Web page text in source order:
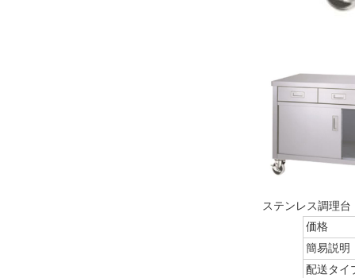
ステンレス調理
価格
簡易説明
配送タイ